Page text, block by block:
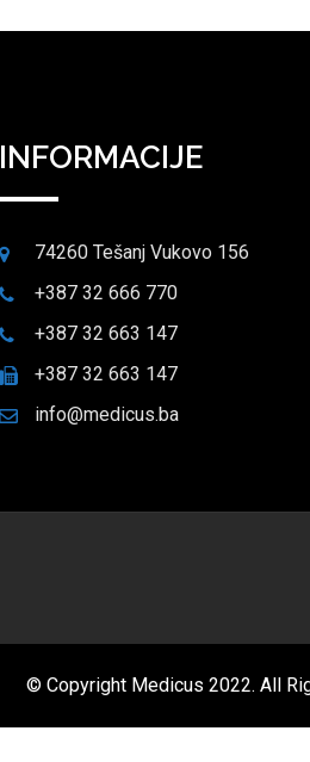
INFORMACIJE
74260 Tešanj Vukovo 156
+387 32 666 770
+387 32 663 147
+387 32 663 147
info@medicus.ba
© Copyright Medicus 2022. All